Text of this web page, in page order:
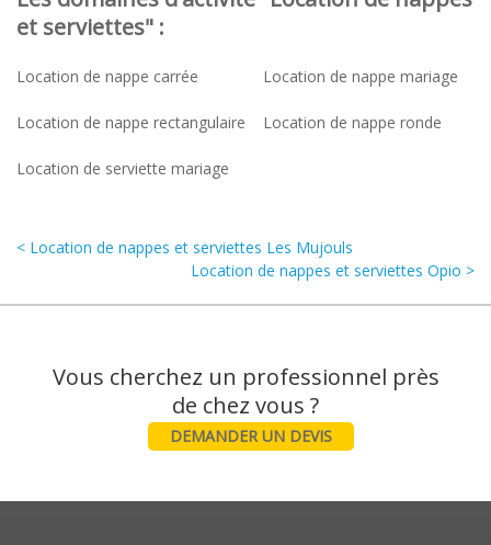
et serviettes" :
Location de nappe carrée Location de nappe mariage
Location de nappe rectangulaire Location de nappe ronde
Location de serviette mariage
< Location de nappes et serviettes Les Mujouls
Location de nappes et serviettes Opio >
Vous cherchez un professionnel près
DEMANDER UN DEVIS